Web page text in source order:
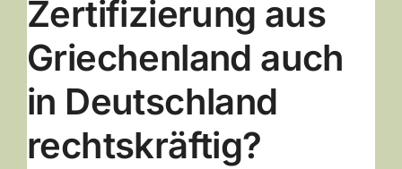
Zertifizierung aus
Griechenland auch
in Deutschland
rechtskräftig?